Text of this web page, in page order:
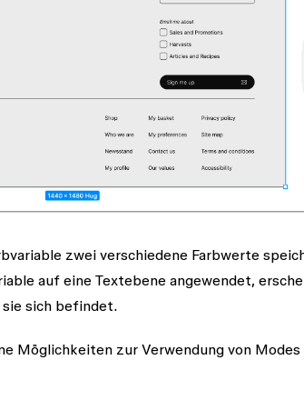
zwei verschiedene Farbwerte
auf eine Textebene angewendet,
sie sich befindet.
Möglichkeiten zur Verwendung von